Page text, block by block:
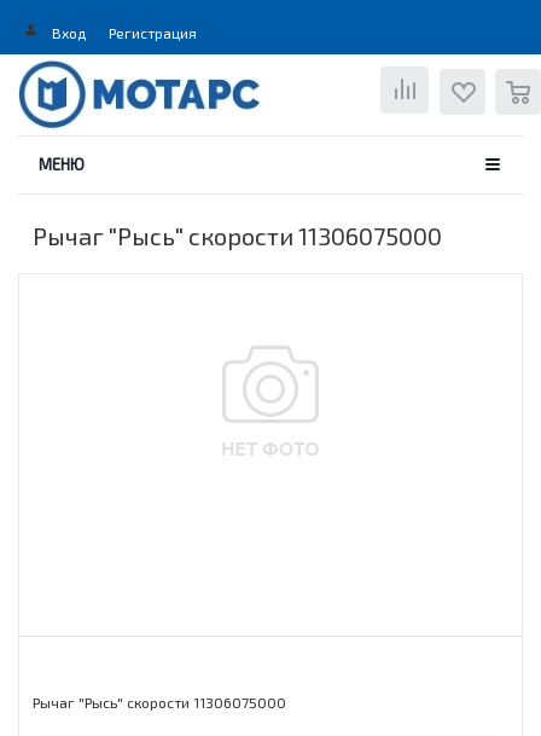
Вход Регистрация
МЕНЮ
Рычаг "Рысь" скорости 11306075000
Рычаг "Рысь" скорости 11306075000